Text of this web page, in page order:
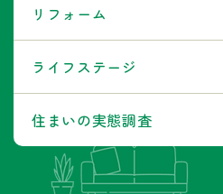
リフォーム
ライフステージ
住まいの実態調査